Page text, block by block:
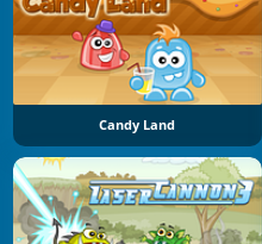
Candy Land